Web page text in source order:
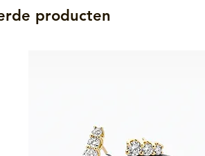
producten